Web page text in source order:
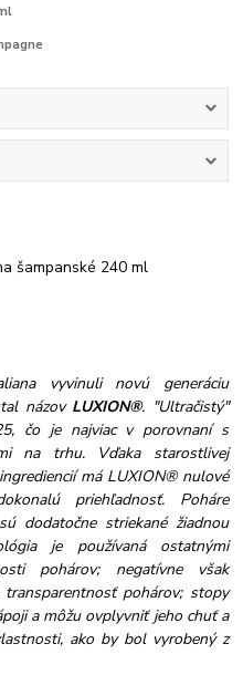
šampanské 240 ml
vyvinuli novú generáciu
názov LUXION®. "Ultračistý"
čo je najviac v porovnaní s
na trhu. Vďaka starostlivej
má LUXION® nulové
priehľadnosť. Poháre
dodatočne striekané žiadnou
je používaná ostatnými
pohárov; negatívne však
pohárov; stopy
a môžu ovplyvniť jeho chuť a
ako by bol vyrobený z